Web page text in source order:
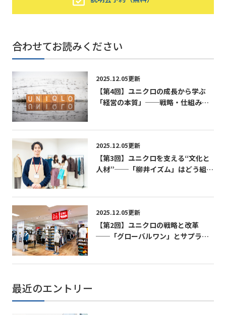
合わせてお読みください
2025.12.05更新
【第4回】ユニクロの成長から学ぶ
「経営の本質」──戦略・仕組み・
2025.12.05更新
【第3回】ユニクロを支える“文化と
人材”──「柳井イズム」はどう組織
2025.12.05更新
【第2回】ユニクロの戦略と改革
──「グローバルワン」とサプライ
最近のエントリー